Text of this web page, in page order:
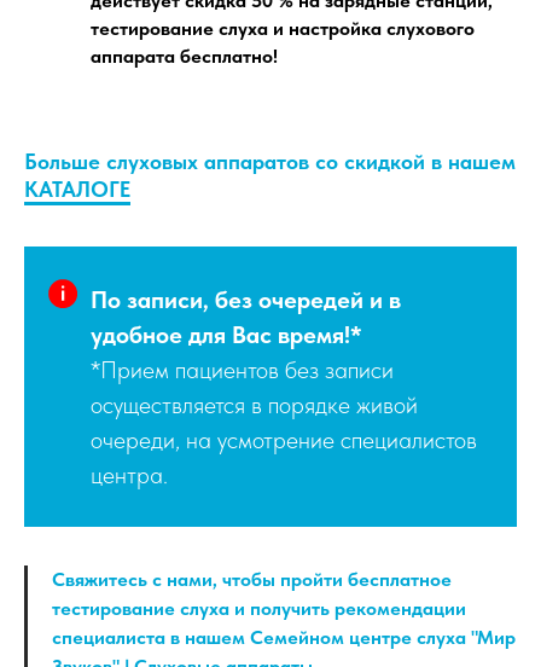
тестирование слуха и настройка слухового
аппарата бесплатно!
Больше слуховых аппаратов со скидкой в нашем
КАТАЛОГЕ
По записи, без очередей и в
удобное для Вас время!*
*Прием пациентов без записи
осуществляется в порядке живой
очереди, на усмотрение специалистов
центра.
Свяжитесь с нами, чтобы пройти бесплатное
тестирование слуха и получить рекомендации
специалиста в нашем Семейном центре слуха "Мир